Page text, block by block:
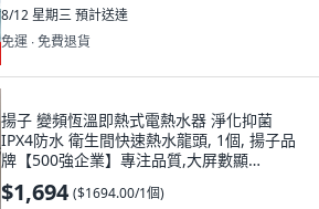
8/12 星期三預計送達
免運 ∙ 免費退貨
揚子 變頻恆溫即熱式電熱水器 淨化抑菌
IPX4防水 衛生間快速熱水龍頭, 1個, 揚子品
牌【500強企業】專注品質,大屏數顯
【5500W黑】省電節能 三秒, 5500W黑
$1,694 ($1694.00/1個)